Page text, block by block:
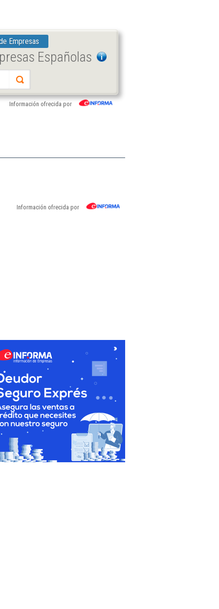
Empresas
Españolas
Información ofrecida por
Información ofrecida por